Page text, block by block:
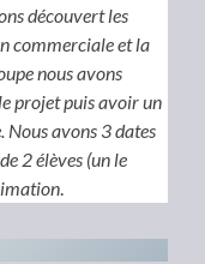
découvert les
commerciale et la
nous avons
projet puis avoir un
Nous avons 3 dates
2 élèves (un le
.